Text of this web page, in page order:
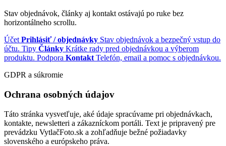
Stav objednávok, články aj kontakt ostávajú po ruke bez
horizontálneho scrollu.
Účet Prihlásiť / objednávky Stav objednávok a bezpečný vstup do
účtu. Tipy Články Krátke rady pred objednávkou a výberom
produktu. Podpora Kontakt Telefón, email a pomoc s objednávkou.
GDPR a súkromie
Ochrana osobných údajov
Táto stránka vysvetľuje, aké údaje spracúvame pri objednávkach,
kontakte, newsletteri a zákazníckom portáli. Text je pripravený pre
prevádzku VytlačFoto.sk a zohľadňuje bežné požiadavky
slovenského a európskeho práva.